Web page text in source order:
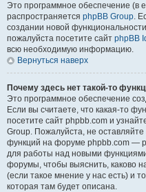
Это программное обеспечение (в
распространяется phpBB Group.
создании новой
пожалуйста посетите сайт phpBB
всю необходимую информацию.
Вернуться наверх
Почему здесь нет такой-то
Это программное обеспечение
Если вы считаете, что какая-то
посетите сайт phpbb.com и
Group. Пожалуйста, не
функций на форуме phpbb.com —
для работы над новыми
форумы, чтобы выяснить, каково
(если такое мнение у нас есть) и
которая там будет описана.